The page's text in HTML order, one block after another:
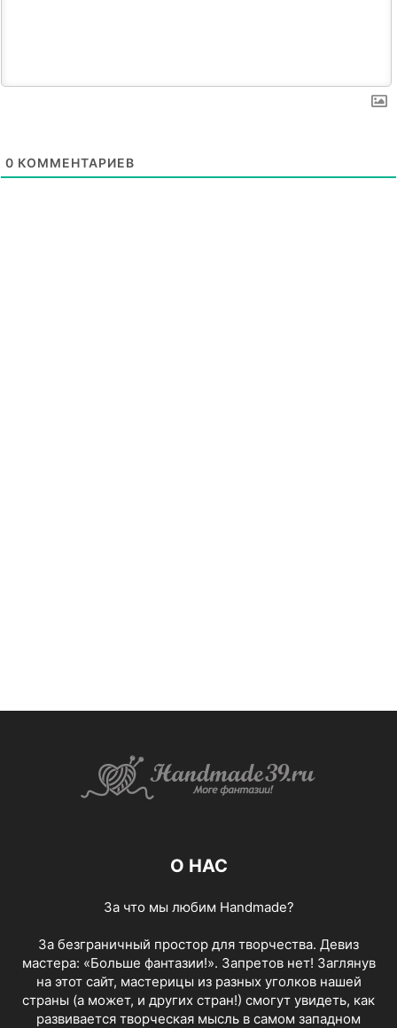
0 КОММЕНТАРИЕВ
О НАС
За что мы любим Handmade?
За безграничный простор для творчества. Девиз
мастера: «Больше фантазии!». Запретов нет! Заглянув
на этот сайт, мастерицы из разных уголков нашей
страны (а может, и других стран!) смогут увидеть, как
развивается творческая мысль в самом западном